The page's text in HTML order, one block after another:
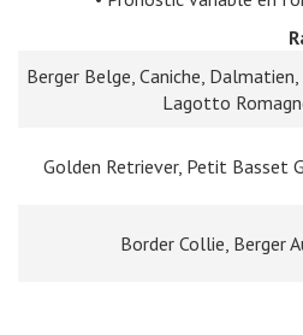
Berger Belge, Caniche,
Lagotto
Golden Retriever, Petit Basset
Border Collie, Berger